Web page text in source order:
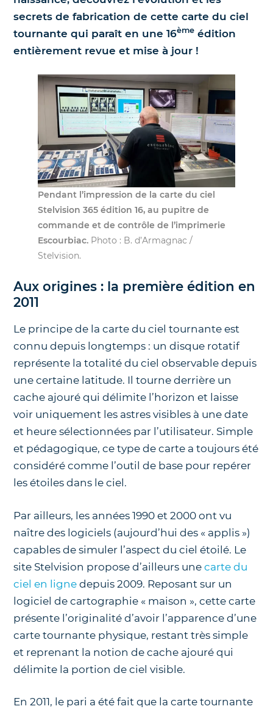
Science et exploration spatiale
Le coin des enfants
Nos jumelles pour l'astronomie
secrets de fabrication de cette carte du ciel
tournante qui paraît en une 16ème édition
entièrement revue et mise à jour !
Pendant l’impression de la carte du ciel
Stelvision 365 édition 16, au pupitre de
commande et de contrôle de l’imprimerie
Escourbiac. Photo : B. d’Armagnac /
Stelvision.
Aux origines : la première édition en
2011
Le principe de la carte du ciel tournante est
connu depuis longtemps : un disque rotatif
représente la totalité du ciel observable depuis
une certaine latitude. Il tourne derrière un
cache ajouré qui délimite l’horizon et laisse
voir uniquement les astres visibles à une date
et heure sélectionnées par l’utilisateur. Simple
et pédagogique, ce type de carte a toujours été
considéré comme l’outil de base pour repérer
les étoiles dans le ciel.
Par ailleurs, les années 1990 et 2000 ont vu
naître des logiciels (aujourd’hui des « applis »)
capables de simuler l’aspect du ciel étoilé. Le
site Stelvision propose d’ailleurs unecarte du
ciel en ligne depuis 2009. Reposant sur un
logiciel de cartographie « maison », cette carte
présente l’originalité d’avoir l’apparence d’une
carte tournante physique, restant très simple
et reprenant la notion de cache ajouré qui
délimite la portion de ciel visible.
En 2011, le pari a été fait que la carte tournante